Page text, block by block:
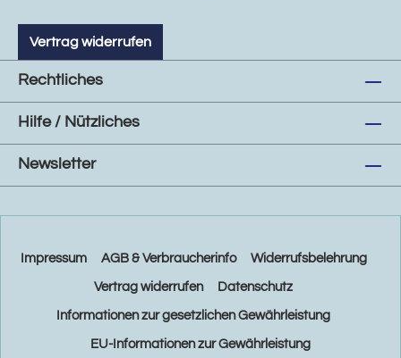
Vertrag widerrufen
Rechtliches
Hilfe / Nützliches
Newsletter
Impressum AGB & Verbraucherinfo Widerrufsbelehrung
Vertrag widerrufen Datenschutz
Informationen zur gesetzlichen Gewährleistung
EU-Informationen zur Gewährleistung